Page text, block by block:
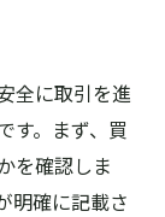
全に取引を進
す。まず、買
を確認しま
明確に記載さ